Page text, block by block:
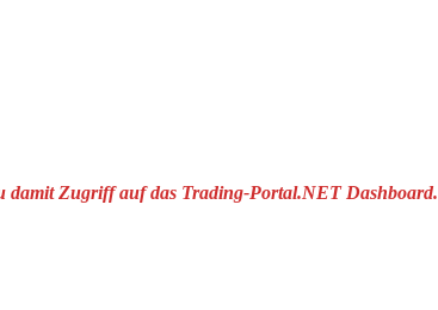
damit Zugriff auf das Trading-Portal.NET Dashboard.